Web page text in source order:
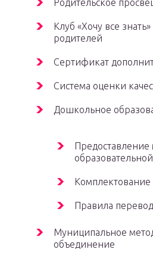
Родительское
Клуб «Хочу все
родителей
Сертификат
Система оценки
Дошкольное
Комплектование
Правила
Муниципальное
объединение